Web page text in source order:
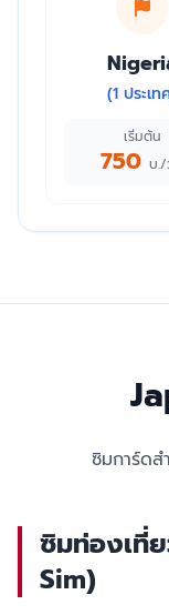
(1 ประเท
เริ่มต้น
750 บ./
ซิมการ์ดส
ซิมท่องเที่
Sim)